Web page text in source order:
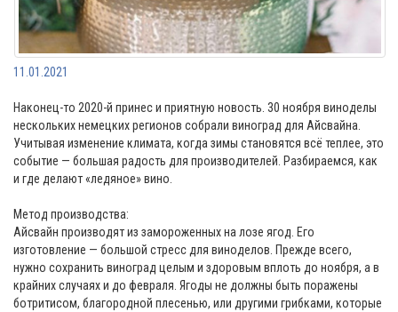
11.01.2021
Наконец-то 2020-й принес и приятную новость. 30 ноября виноделы
нескольких немецких регионов собрали виноград для Айсвайна.
Учитывая изменение климата, когда зимы становятся всё теплее, это
событие — большая радость для производителей. Разбираемся, как
и где делают «ледяное» вино.
Метод производства:
Айсвайн производят из замороженных на лозе ягод. Его
изготовление — большой стресс для виноделов. Прежде всего,
нужно сохранить виноград целым и здоровым вплоть до ноября, а в
крайних случаях и до февраля. Ягоды не должны быть поражены
ботритисом, благородной плесенью, или другими грибками, которые